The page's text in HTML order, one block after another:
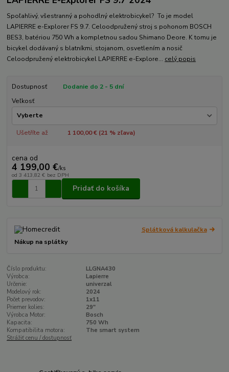
Spoľahlivý, všestranný a pohodlný elektrobicykel? To je model
LAPIERRE e-Explorer FS 9.7. Celoodpružený stroj s pohonom BOSCH
BES3, batériou 750 Wh a kompletnou sadou Shimano Deore. K tomu je
bicykel dodávaný s blatníkmi, stojanom, osvetlením a nosič
Celoodpružený elektrobicykel LAPIERRE e-Explore... celý popis
Dostupnosť
Dodanie do 2 - 5 dní
Veľkosť
Ušetříte až 1 100,00 € (21 % zľava)
cena od
4 199,00 €/ks
od 3 413,82 € bez DPH
Pridať do košíka
Splátková kalkulačka
Nákup na splátky
Číslo produktu:
LLGNA430
Výrobca:
Lapierre
Určenie:
univerzal
Modelový rok:
2024
Počet prevodov:
1x11
Priemer kolies:
29"
Výrobca Motor:
Bosch
Kapacita:
750 Wh
Kompatibilita motora:
The smart system
Strážiť cenu / dostupnosť